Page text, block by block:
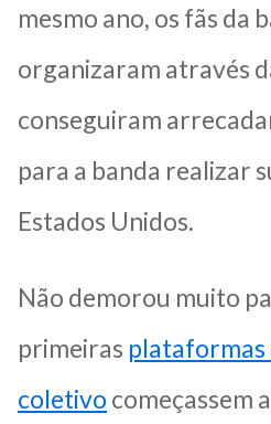
mesmo ano, os fãs da
organizaram através
conseguiram
para a banda realizar
Estados Unidos.
Não demorou muito
primeiras plataformas
coletivo começassem